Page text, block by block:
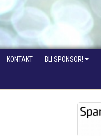
KONTAKT BLI SPONSOR!